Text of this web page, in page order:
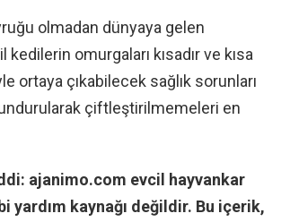
olmadan dünyaya gelen
omurgaları kısadır ve kısa
ortaya çıkabilecek sağlık sorunları
çiftleştirilmemeleri en
ajanimo.com evcil hayvankar
yardım kaynağı değildir. Bu içerik,